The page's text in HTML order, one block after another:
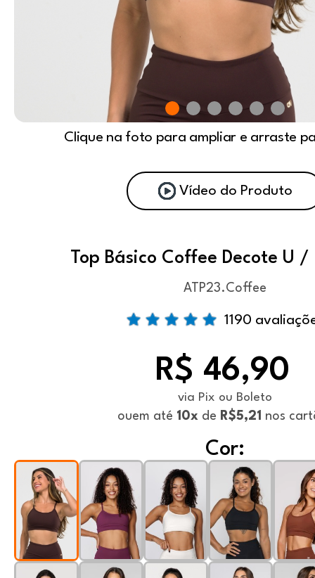
Clique na foto para ampliar e arraste
Vídeo do Produto
Top Básico Coffee Decote U
ATP23.Coffee
1190
R$ 46,90
via Pix ou Boleto
ouem até 10xde R$5,21 nos
Cor: